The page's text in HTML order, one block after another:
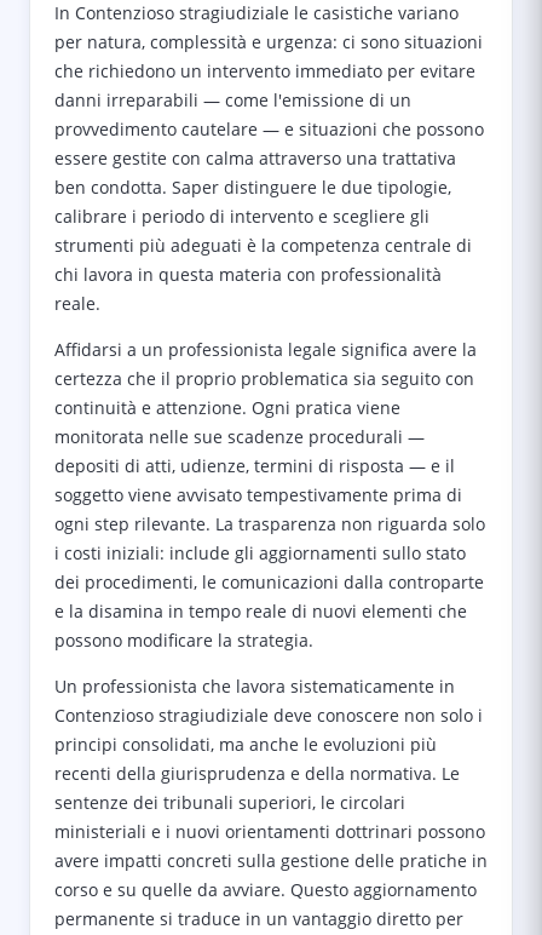
In Contenzioso stragiudiziale le casistiche variano
per natura, complessità e urgenza: ci sono situazioni
che richiedono un intervento immediato per evitare
danni irreparabili — come l'emissione di un
provvedimento cautelare — e situazioni che possono
essere gestite con calma attraverso una trattativa
ben condotta. Saper distinguere le due tipologie,
calibrare i periodo di intervento e scegliere gli
strumenti più adeguati è la competenza centrale di
chi lavora in questa materia con professionalità
reale.
Affidarsi a un professionista legale significa avere la
certezza che il proprio problematica sia seguito con
continuità e attenzione. Ogni pratica viene
monitorata nelle sue scadenze procedurali —
depositi di atti, udienze, termini di risposta — e il
soggetto viene avvisato tempestivamente prima di
ogni step rilevante. La trasparenza non riguarda solo
i costi iniziali: include gli aggiornamenti sullo stato
dei procedimenti, le comunicazioni dalla controparte
e la disamina in tempo reale di nuovi elementi che
possono modificare la strategia.
Un professionista che lavora sistematicamente in
Contenzioso stragiudiziale deve conoscere non solo i
principi consolidati, ma anche le evoluzioni più
recenti della giurisprudenza e della normativa. Le
sentenze dei tribunali superiori, le circolari
ministeriali e i nuovi orientamenti dottrinari possono
avere impatti concreti sulla gestione delle pratiche in
corso e su quelle da avviare. Questo aggiornamento
permanente si traduce in un vantaggio diretto per